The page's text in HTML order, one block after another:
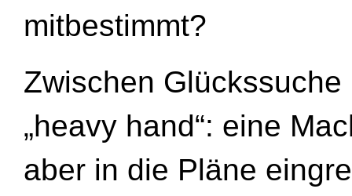
mitbestimmt?
Zwischen
„heavy hand“: eine
aber in die Pläne